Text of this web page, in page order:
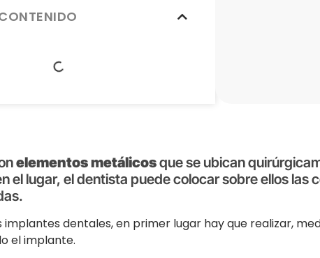
elementos metálicosque se ubican
el lugar, el dentista puede colocar sobre ellos las
implantes dentales, en primer lugar hay que realizar,
el implante.